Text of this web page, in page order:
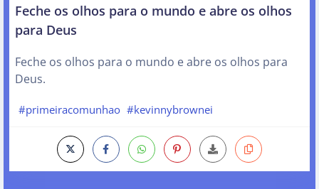
Feche os olhos para o mundo e abre os olhos
para Deus
Feche os olhos para o mundo e abre os olhos para
Deus.
#primeiracomunhao #kevinnybrownei